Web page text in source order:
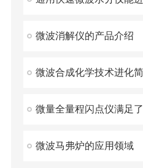
微波消解仪的产品介绍
微波合成化学技术进化
微波马弗炉的应用领域